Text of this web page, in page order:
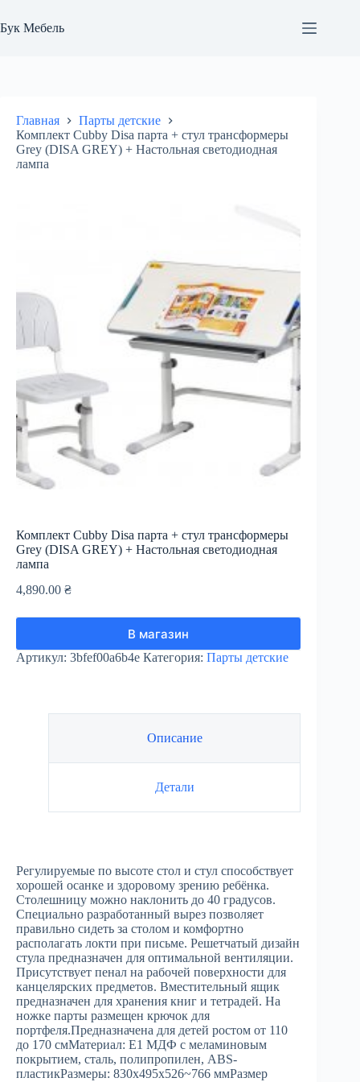
к
сути
Бук Мебель
Главная
Парты детские
Комплект Cubby Disa парта + стул трансформеры
Grey (DISA GREY) + Настольная светодиодная
лампа
Комплект Cubby Disa парта + стул трансформеры
Grey (DISA GREY) + Настольная светодиодная
лампа
4,890.00 ₴
В магазин
Артикул: 3bfef00a6b4e Категория: Парты детские
Описание
Детали
Регулируемые по высоте стол и стул способствует
хорошей осанке и здоровому зрению ребёнка.
Столешницу можно наклонить до 40 градусов.
Специально разработанный вырез позволяет
правильно сидеть за столом и комфортно
располагать локти при письме. Решетчатый дизайн
стула предназначен для оптимальной вентиляции.
Присутствует пенал на рабочей поверхности для
канцелярских предметов. Вместительный ящик
предназначен для хранения книг и тетрадей. На
ножке парты размещен крючок для
портфеля.Предназначена для детей ростом от 110
до 170 смМатериал: Е1 МДФ с меламиновым
покрытием, сталь, полипропилен, ABS-
пластикРазмеры: 830x495x526~766 ммРазмер